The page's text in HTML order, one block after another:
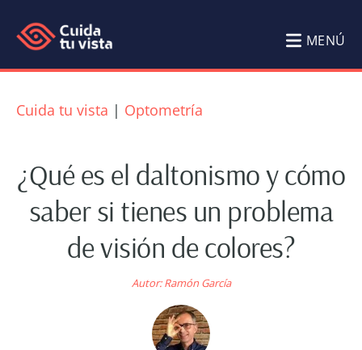
al
contenido
al
pie
página
Cuida
tu
de
Cuida
MENÚ
Cuida tu vista | Optometría
¿Qué es el daltonismo y cómo
saber si tienes un problema
de visión de colores?
Autor:Ramón García